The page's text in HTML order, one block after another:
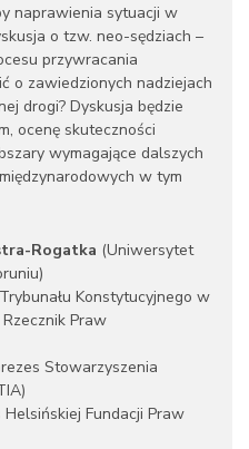
naprawienia sytuacji w
o tzw. neo-sędziach –
przywracania
o zawiedzionych nadziejach
drogi? Dyskusja będzie
ocenę skuteczności
wymagające dalszych
w tym
Rogatka (Uniwersytet
Konstytucyjnego w
Praw
Stowarzyszenia
Helsińskiej Fundacji Praw